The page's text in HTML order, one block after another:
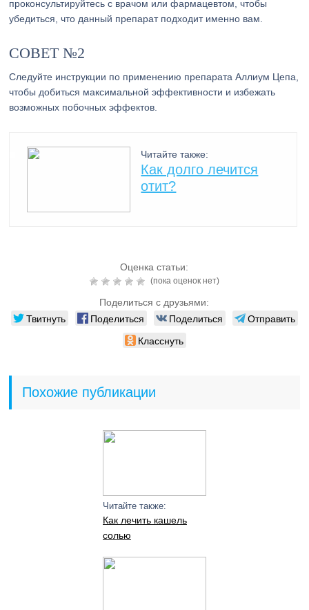
проконсультируйтесь с врачом или фармацевтом, чтобы
убедиться, что данный препарат подходит именно вам.
СОВЕТ №2
Следуйте инструкции по применению препарата Аллиум Цепа,
чтобы добиться максимальной эффективности и избежать
возможных побочных эффектов.
Читайте также:
Как долго лечится
отит?
Оценка статьи:
(пока оценок нет)
Поделиться с друзьями:
Твитнуть Поделиться Поделиться
Отправить
Класснуть
Похожие публикации
Читайте также:
Как лечить кашель
солью